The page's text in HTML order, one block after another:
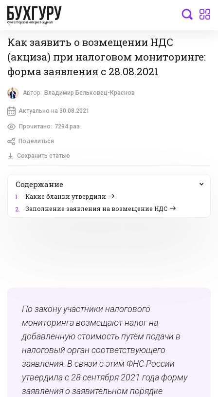
бухгалтерский интернет-журнал
Как заявить о возмещении НДС
(акциза) при налоговом мониторинге:
форма заявления с 28.08.2021
Автор: Владимир Бельковец-Краснов
Актуально на 30.08.2021
Прочитано: 7294 раз
Поделиться
Сохранить статью
Содержание
1.
Какие бланки утвердили
2.
Заполнение заявления на возмещение НДС
По закону участники налогового
мониторинга возмещают налог на
добавленную стоимость путём подачи в
налоговый орган соответствующего
заявления. В связи с этим ФНС России
утвердила с 28 сентября 2021 года форму
заявления о заявительном порядке